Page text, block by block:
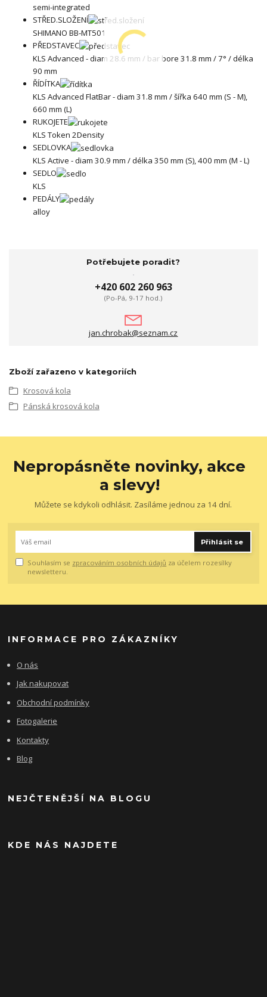
semi-integrated
STŘED.SLOŽENÍ
SHIMANO BB-MT501
PŘEDSTAVEC
KLS Advanced - diam 28.6 mm / bar bore 31.8 mm / 7° / délka
90 mm
ŘÍDÍTKA
KLS Advanced FlatBar - diam 31.8 mm / šířka 640 mm (S - M),
660 mm (L)
RUKOJETE
KLS Token 2Density
SEDLOVKA
KLS Active - diam 30.9 mm / délka 350 mm (S), 400 mm (M - L)
SEDLO
KLS
PEDÁLY
alloy
Potřebujete poradit?
+420 602 260 963
(Po-Pá, 9-17 hod.)
jan.chrobak@seznam.cz
Zboží zařazeno v kategoriích
Krosová kola
Pánská krosová kola
Nepropásněte novinky, akce
a slevy!
Můžete se kdykoli odhlásit. Zasíláme jednou za 14 dní.
Přihlásit se
Souhlasím se zpracováním osobních údajů za účelem rozesílky
newsletteru.
INFORMACE PRO ZÁKAZNÍKY
O nás
Jak nakupovat
Obchodní podmínky
Fotogalerie
Kontakty
Blog
NEJČTENĚJŠÍ NA BLOGU
KDE NÁS NAJDETE